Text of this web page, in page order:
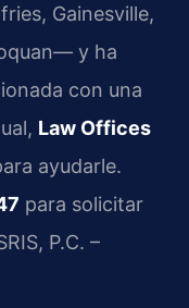
Gainesville,
y ha
con una
Law Offices
ayudarle.
para solicitar
P.C. –